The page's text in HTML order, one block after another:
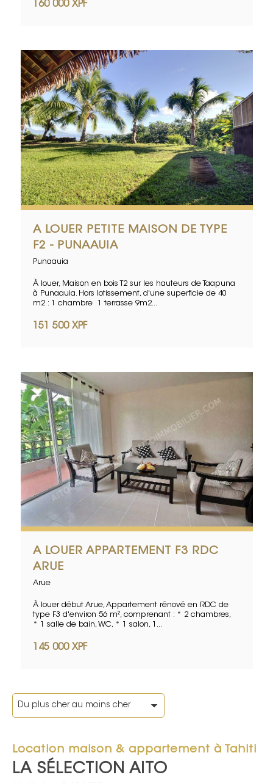
160 000 XPF
A LOUER PETITE MAISON DE TYPE
F2 - PUNAAUIA
Punaauia
À louer, Maison en bois T2 sur les hauteurs de Taapuna
à Punaauia. Hors lotissement, d'une superficie de 40
m2 : 1 chambre 1 terrasse 9m2...
151 500 XPF
A LOUER APPARTEMENT F3 RDC
ARUE
Arue
À louer début Arue, Appartement rénové en RDC de
type F3 d'environ 56 m², comprenant : * 2 chambres,
* 1 salle de bain, WC, * 1 salon, 1...
145 000 XPF
Location maison & appartement à Tahiti
LA SÉLECTION AITO